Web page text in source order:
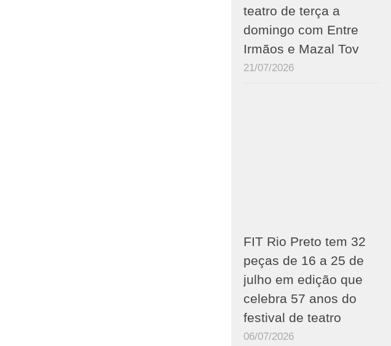
teatro de terça a
domingo com Entre
Irmãos e Mazal Tov
21/07/2026
FIT Rio Preto tem 32
peças de 16 a 25 de
julho em edição que
celebra 57 anos do
festival de teatro
06/07/2026